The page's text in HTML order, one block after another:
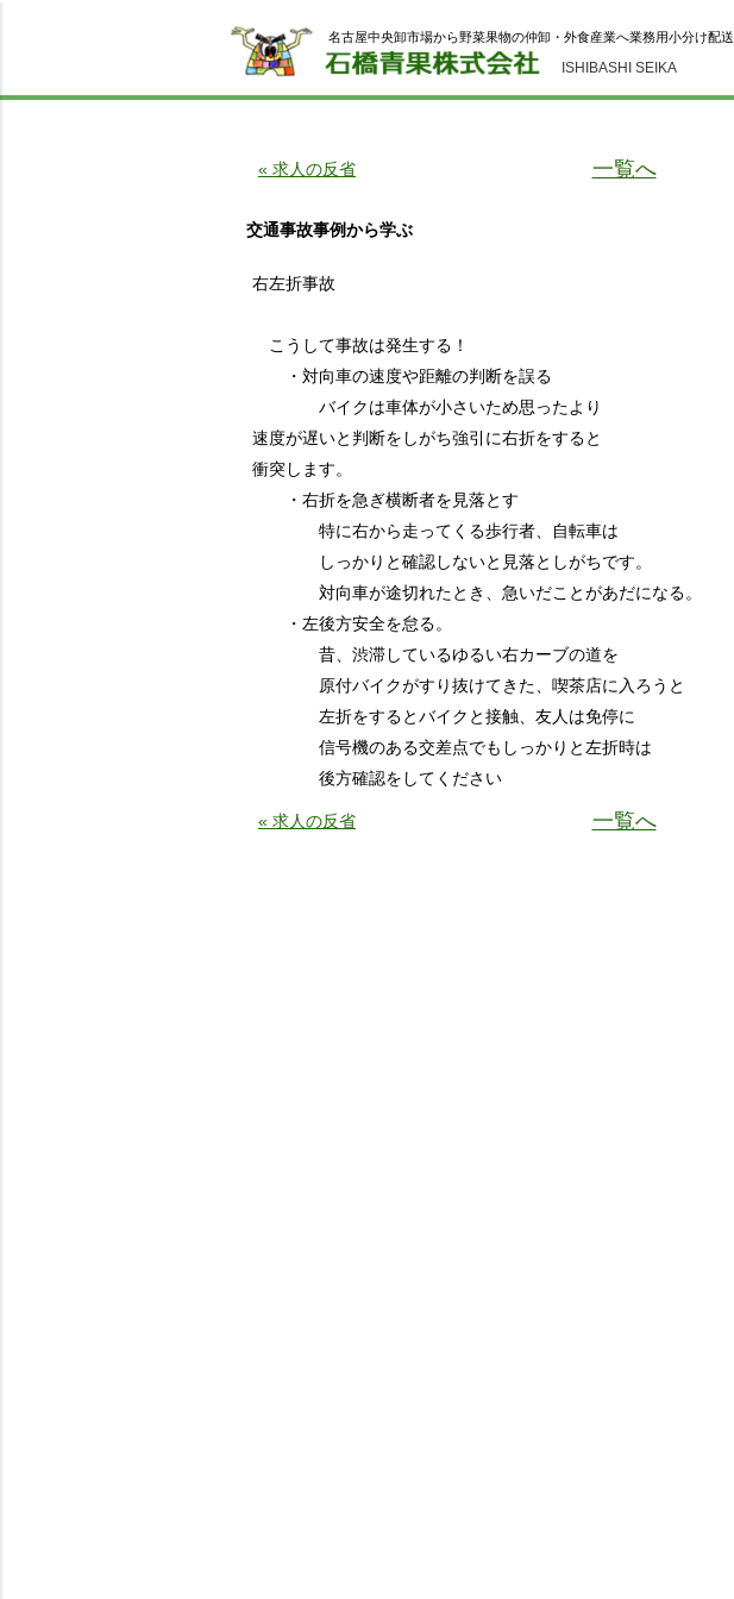
ISHIBASHI SEIKA
名古屋中央卸市場から野菜果物の仲卸・外食産業へ業務用小分け配送
« 求人の反省 一覧へ
交通事故事例から学ぶ
右左折事故
こうして事故は発生する！
・対向車の速度や距離の判断を誤る
バイクは車体が小さいため思ったより
速度が遅いと判断をしがち強引に右折をすると
衝突します。
・右折を急ぎ横断者を見落とす
特に右から走ってくる歩行者、自転車は
しっかりと確認しないと見落としがちです。
対向車が途切れたとき、急いだことがあだになる。
・左後方安全を怠る。
昔、渋滞しているゆるい右カーブの道を
原付バイクがすり抜けてきた、喫茶店に入ろうと
左折をするとバイクと接触、友人は免停に
信号機のある交差点でもしっかりと左折時は
後方確認をしてください
« 求人の反省 一覧へ